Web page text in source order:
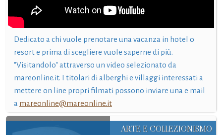
Dedicato a chi vuole prenotare una vacanza in hotel o
resort e prima di scegliere vuole saperne di più.
"Visitandolo" attraverso un video selezionato da
mareonline.it. I titolari di alberghi e villaggi interessati a
mettere on line propri filmati possono inviare una e mail
a mareonline@mareonline.it
ARTE E COLLEZIONISMO